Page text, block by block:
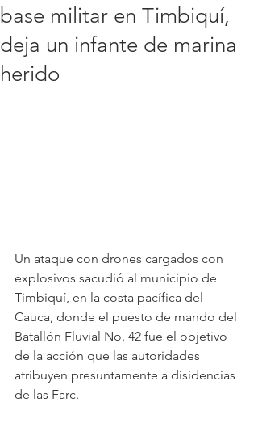
base militar en Timbiquí,
deja un infante de marina
herido
Un ataque con drones cargados con
explosivos sacudió al municipio de
Timbiquí, en la costa pacífica del
Cauca, donde el puesto de mando del
Batallón Fluvial No. 42 fue el objetivo
de la acción que las autoridades
atribuyen presuntamente a disidencias
de las Farc.